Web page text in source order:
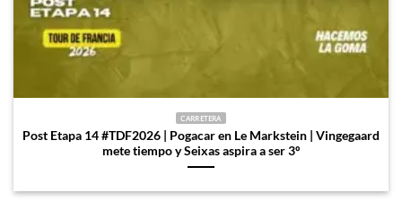
CARRETERA
Post Etapa 14 #TDF2026 | Pogacar en Le Markstein | Vingegaard
mete tiempo y Seixas aspira a ser 3º